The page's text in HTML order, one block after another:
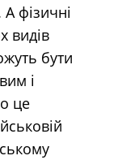
фізичні
видів
бути
і
це